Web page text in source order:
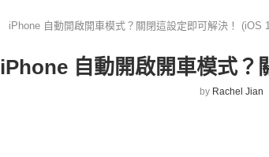
iPhone 自動開啟開車模式？關閉這設定即可解決！ (iOS
iPhone 自動開啟開車模式？
by Rachel Jian